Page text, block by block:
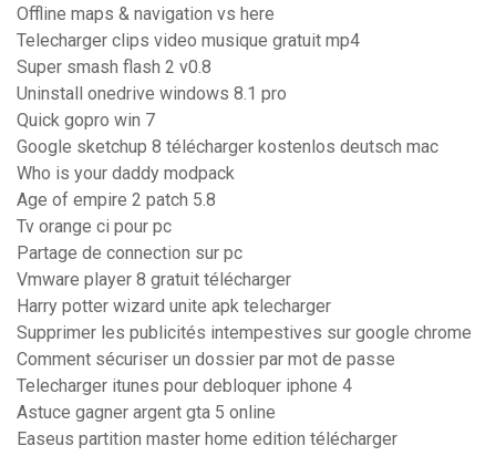
Offline maps & navigation vs here
Telecharger clips video musique gratuit mp4
Super smash flash 2 v0.8
Uninstall onedrive windows 8.1 pro
Quick gopro win 7
Google sketchup 8 télécharger kostenlos deutsch mac
Who is your daddy modpack
Age of empire 2 patch 5.8
Tv orange ci pour pc
Partage de connection sur pc
Vmware player 8 gratuit télécharger
Harry potter wizard unite apk telecharger
Supprimer les publicités intempestives sur google chrome
Comment sécuriser un dossier par mot de passe
Telecharger itunes pour debloquer iphone 4
Astuce gagner argent gta 5 online
Easeus partition master home edition télécharger